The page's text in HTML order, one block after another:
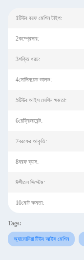
1টিউব বরফ মেশিন টাইপ:
2কম্প্রেসার:
3শক্তি খরচ:
4সোলিনয়েড ভালভ:
5টিউব আইস মেশিন ক্ষমতা:
6রেফ্রিজারেন্ট:
7বরফের আকৃতি:
8বরফ ব্যাস:
9শীতল সিস্টেম:
10মোট ক্ষমতা:
Tags:
অ্যামোনিয়া টিউব আইস মেশিন